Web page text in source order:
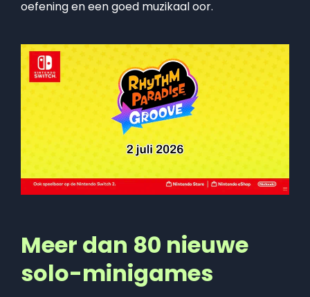
oefening en een goed muzikaal oor.
Meer dan 80 nieuwe
solo-minigames